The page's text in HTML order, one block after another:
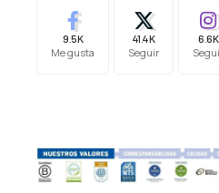
9.5K
Me gusta
41.4K
Seguir
6.6K